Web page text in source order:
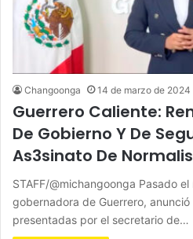
Changoonga 14 de marzo de 2024
Guerrero Caliente:
De Gobierno Y De
As3sinato De
STAFF/@michangoonga Pasado
gobernadora de Guerrero,
presentadas por el secretario de…